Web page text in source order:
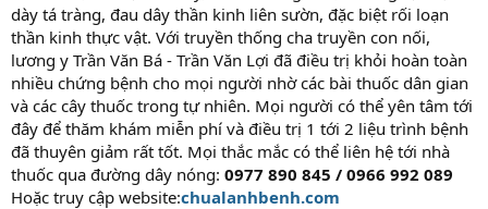
dày tá tràng, đau dây thần kinh liên sườn, đặc biệt rối loạn
thần kinh thực vật. Với truyền thống cha truyền con nối,
lương y Trần Văn Bá - Trần Văn Lợi đã điều trị khỏi hoàn toàn
nhiều chứng bệnh cho mọi người nhờ các bài thuốc dân gian
và các cây thuốc trong tự nhiên. Mọi người có thể yên tâm tới
đây để thăm khám miễn phí và điều trị 1 tới 2 liệu trình bệnh
đã thuyên giảm rất tốt. Mọi thắc mắc có thể liên hệ tới nhà
thuốc qua đường dây nóng: 0977 890 845 / 0966 992 089
Hoặc truy cập website:chualanhbenh.com